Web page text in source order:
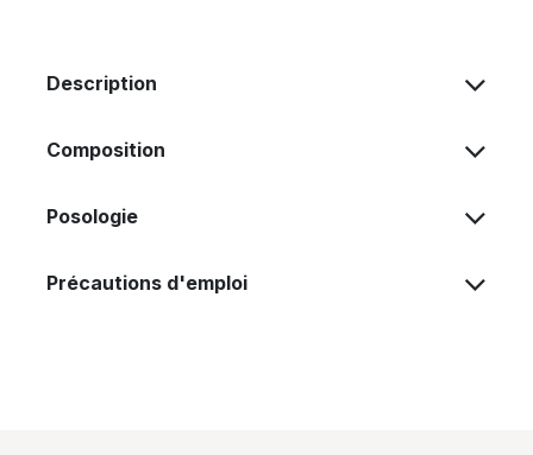
Description
Composition
Posologie
Précautions d'emploi